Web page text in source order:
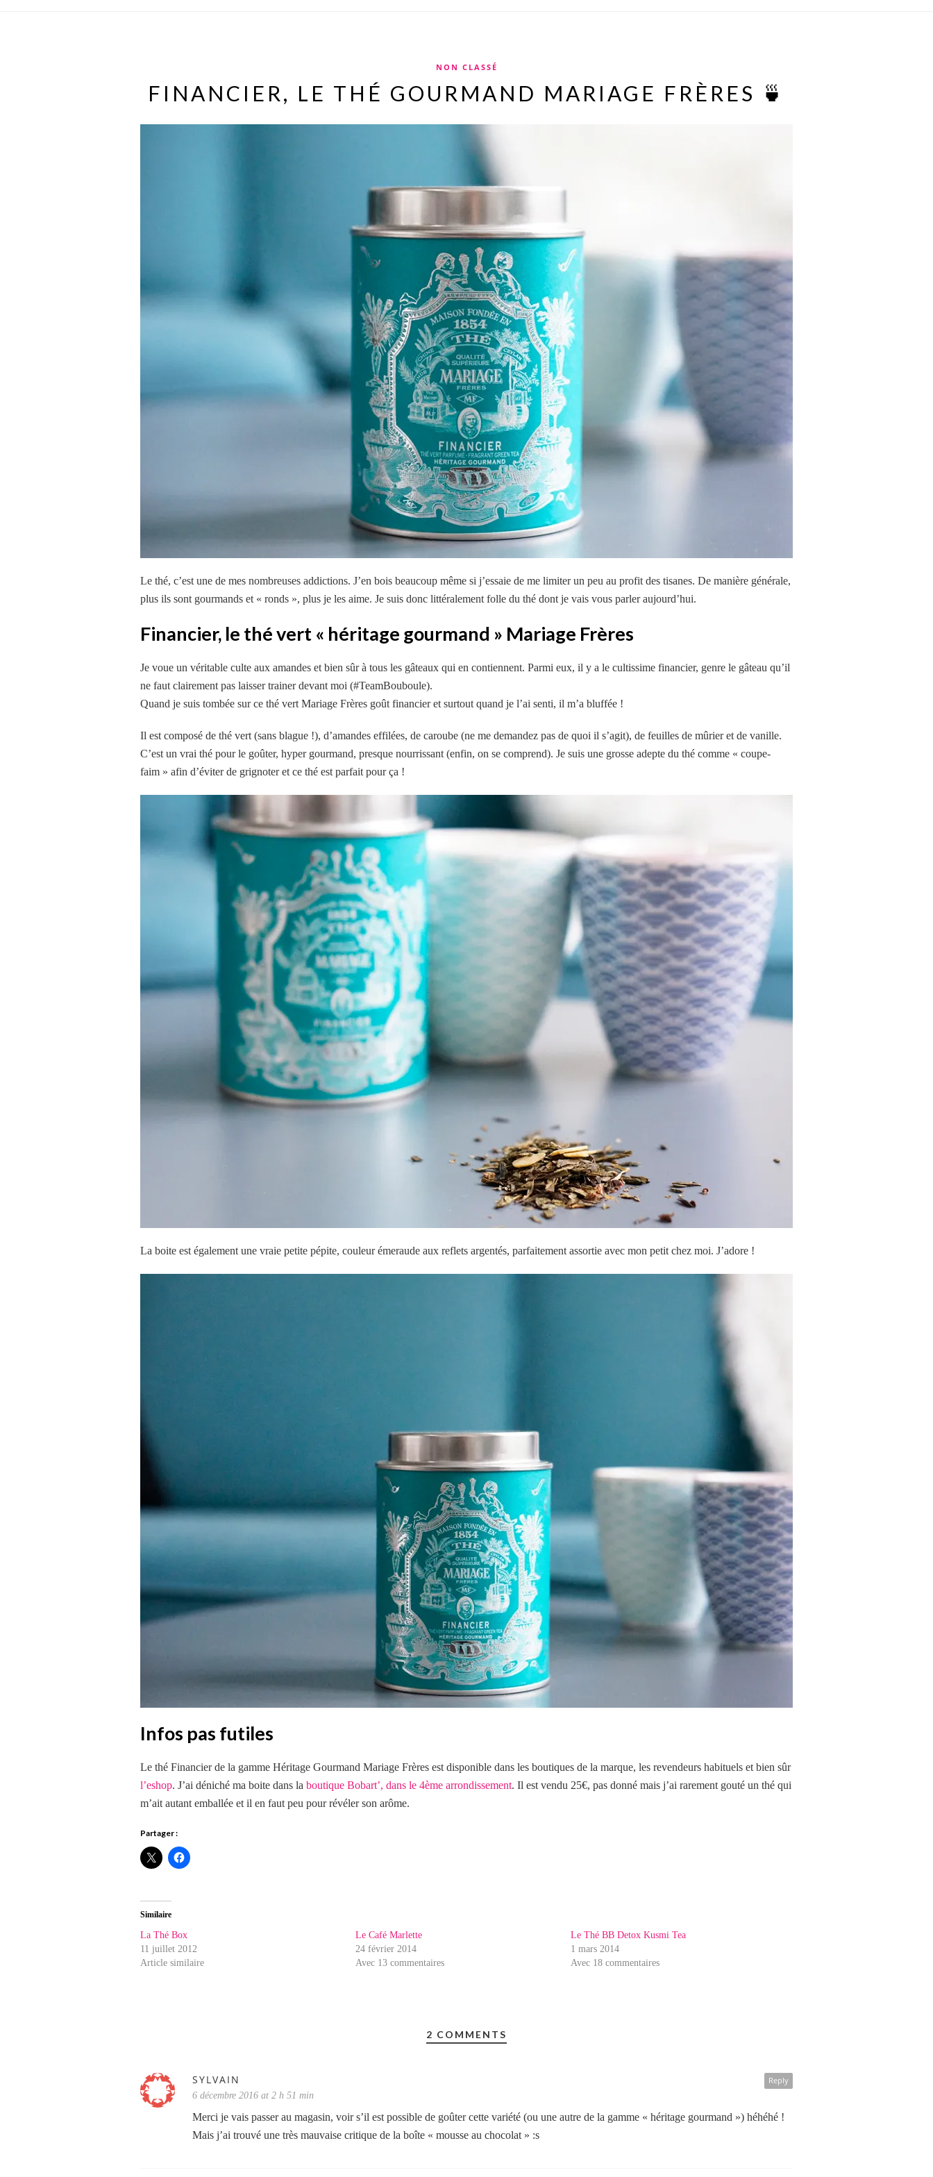
NON CLASSÉ
FINANCIER, LE THÉ GOURMAND MARIAGE FRÈRES 🍵
Le thé, c’est une de mes nombreuses addictions. J’en bois beaucoup même si j’essaie de me limiter un peu au profit des tisanes. De manière générale,
plus ils sont gourmands et « ronds », plus je les aime. Je suis donc littéralement folle du thé dont je vais vous parler aujourd’hui.
Financier, le thé vert « héritage gourmand » Mariage Frères
Je voue un véritable culte aux amandes et bien sûr à tous les gâteaux qui en contiennent. Parmi eux, il y a le cultissime financier, genre le gâteau qu’il
ne faut clairement pas laisser trainer devant moi (#TeamBouboule).
Quand je suis tombée sur ce thé vert Mariage Frères goût financier et surtout quand je l’ai senti, il m’a bluffée !
Il est composé de thé vert (sans blague !), d’amandes effilées, de caroube (ne me demandez pas de quoi il s’agit), de feuilles de mûrier et de vanille.
C’est un vrai thé pour le goûter, hyper gourmand, presque nourrissant (enfin, on se comprend). Je suis une grosse adepte du thé comme « coupe-
faim » afin d’éviter de grignoter et ce thé est parfait pour ça !
La boite est également une vraie petite pépite, couleur émeraude aux reflets argentés, parfaitement assortie avec mon petit chez moi. J’adore !
Infos pas futiles
Le thé Financier de la gamme Héritage Gourmand Mariage Frères est disponible dans les boutiques de la marque, les revendeurs habituels et bien sûr
l’eshop. J’ai déniché ma boite dans la boutique Bobart’, dans le 4ème arrondissement. Il est vendu 25€, pas donné mais j’ai rarement gouté un thé qui
m’ait autant emballée et il en faut peu pour révéler son arôme.
Partager :
Similaire
La Thé Box
11 juillet 2012
Article similaire
Le Café Marlette
24 février 2014
Avec 13 commentaires
Le Thé BB Detox Kusmi Tea
1 mars 2014
Avec 18 commentaires
2 COMMENTS
Reply
SYLVAIN
6 décembre 2016 at 2 h 51 min
Merci je vais passer au magasin, voir s’il est possible de goûter cette variété (ou une autre de la gamme « héritage gourmand ») héhéhé !
Mais j’ai trouvé une très mauvaise critique de la boîte « mousse au chocolat » :s